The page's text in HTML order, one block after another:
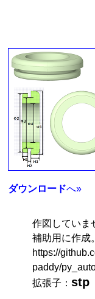
ダウンロードへ»
作図していま
補助用に作成
https://
paddy/
拡張子：stp